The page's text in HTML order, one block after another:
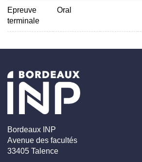
Epreuve
terminale
Oral
Bordeaux INP
Avenue des facultés
33405 Talence